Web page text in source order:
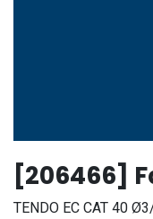
[206466]
TENDO EC CAT 40